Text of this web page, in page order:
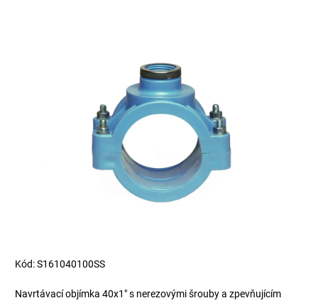
Kód:S161040100SS
Navrtávací objímka 40x1" s nerezovými šrouby a zpevňujícím